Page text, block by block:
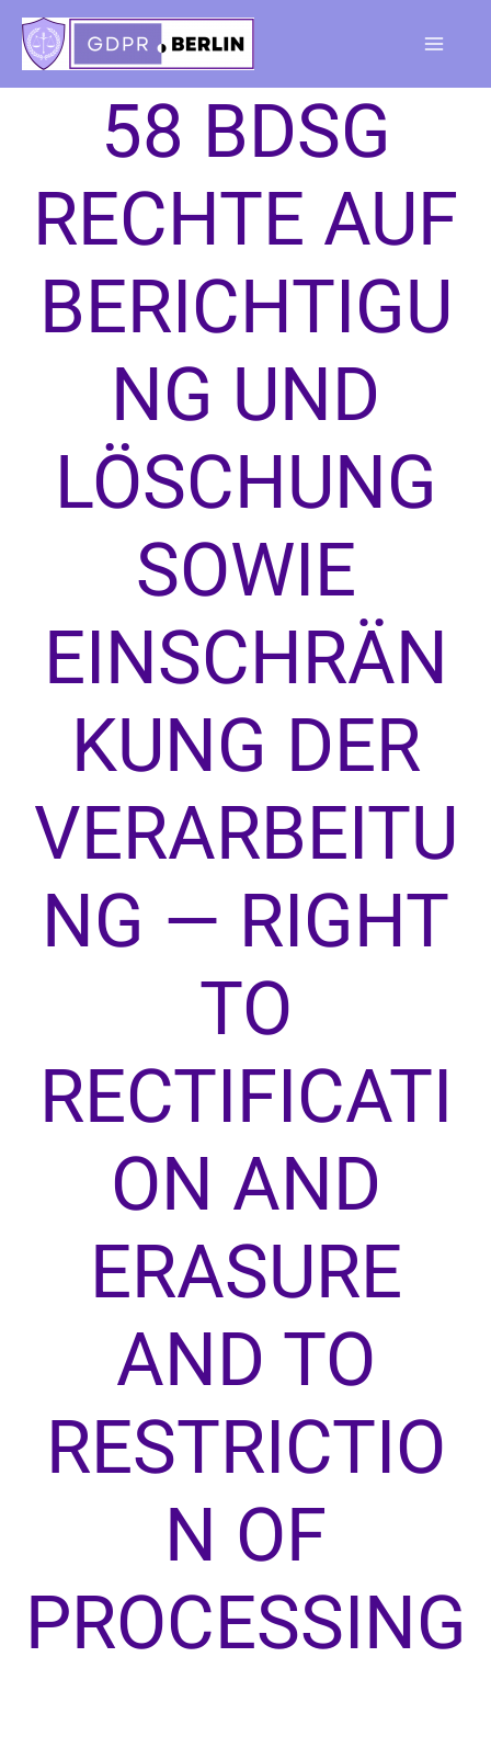
Skip
58 BDSG
RECHTE AUF
BERICHTIGU
NG UND
LÖSCHUNG
SOWIE
EINSCHRÄN
KUNG DER
VERARBEITU
NG — RIGHT
TO
RECTIFICATI
ON AND
ERASURE
AND TO
RESTRICTIO
N OF
PROCESSING